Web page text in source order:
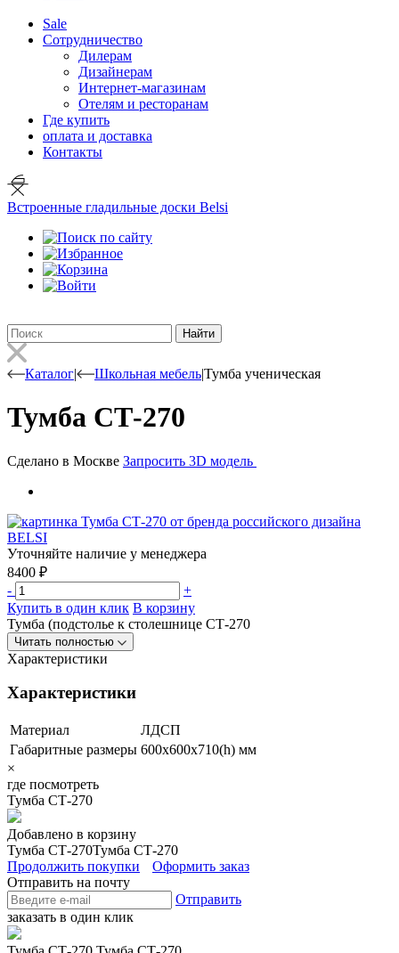
Sale
Сотрудничество
Дилерам
Дизайнерам
Интернет-магазинам
Отелям и ресторанам
Где купить
оплата и доставка
Контакты
Встроенные гладильные доски Belsi
Найти
Каталог| Школьная мебель|Тумба ученическая
Тумба СТ-270
Сделано в Москве Запросить 3D модель
Уточняйте наличие у менеджера
8400 ₽
-
+
Купить в один клик В корзину
Тумба (подстолье к столешнице СТ-270
Читать полностью
Характеристики
Характеристики
Материал
ЛДСП
Габаритные размеры 600х600х710(h) мм
×
где посмотреть
Тумба СТ-270
Добавлено в корзину
Тумба СТ-270Тумба СТ-270
Продолжить покупки
Оформить заказ
Отправить на почту
Отправить
заказать в один клик